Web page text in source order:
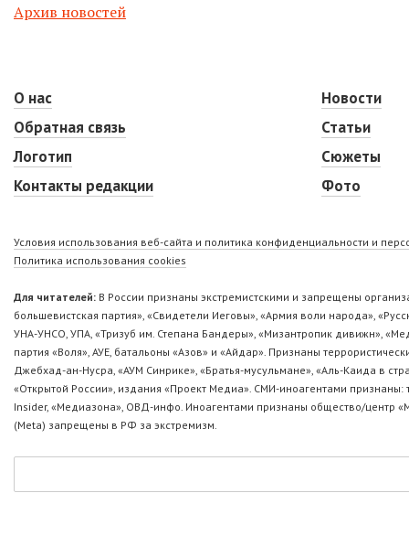
Архив новостей
О нас
Обратная связь
Логотип
Контакты редакции
Новости
Статьи
Сюжеты
Фото
Условия использования веб-сайта и политика конфиденциальности и
Политика использования cookies
Для читателей: В России признаны экстремистскими и запрещены
большевистская партия», «Свидетели Иеговы», «Армия воли народа»,
УНА-УНСО, УПА, «Тризуб им. Степана Бандеры», «Мизантропик дивижн»,
партия «Воля», АУЕ, батальоны «Азов» и «Айдар». Признаны
Джебхад-ан-Нусра, «АУМ Синрике», «Братья-мусульмане», «Аль-Каида в
«Открытой России», издания «Проект Медиа». СМИ-иноагентами
Insider, «Медиазона», ОВД-инфо. Иноагентами признаны общество/центр
(Metа) запрещены в РФ за экстремизм.